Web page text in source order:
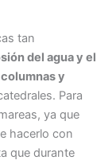
tan
del agua y el
y
Para
ya que
hacerlo con
que durante